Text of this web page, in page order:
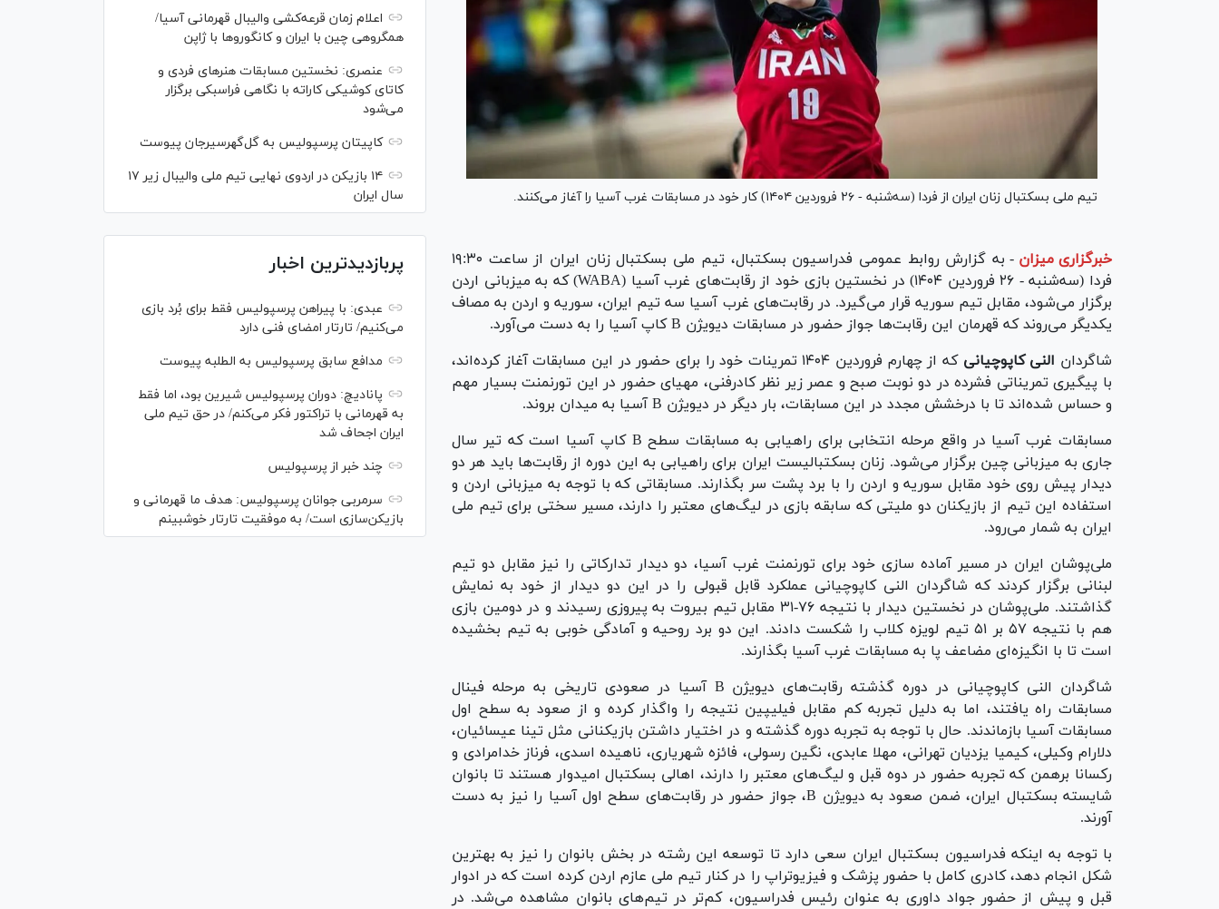
تیم ملی بسکتبال زنان ایران از فردا (سه‌شنبه - ۲۶ فروردین ۱۴۰۴) کار خود در مسابقات غرب آسیا را آغاز می‌کنند.
خبرگزاری میزان -
به گزارش روابط عمومی فدراسیون بسکتبال، تیم ملی بسکتبال زنان ایران از ساعت ۱۹:۳۰
فردا (سه‌شنبه - ۲۶ فروردین ۱۴۰۴) در نخستین بازی خود از رقابت‌های غرب آسیا (WABA) که به میزبانی اردن
برگزار می‌شود، مقابل تیم سوریه قرار می‌گیرد. در رقابت‌های غرب آسیا سه تیم ایران، سوریه و اردن به مصاف
یکدیگر می‌روند که قهرمان این رقابت‌ها جواز حضور در مسابقات دیویژن B کاپ آسیا را به دست می‌آورد.
شاگردان النی کاپوچیانی
که از چهارم فروردین ۱۴۰۴ تمرینات خود را برای حضور در این مسابقات آغاز کرده‌اند،
با پیگیری تمریناتی فشرده در دو نوبت صبح و عصر زیر نظر کادرفنی، مهیای حضور در این تورنمنت بسیار مهم
و حساس شده‌اند تا با درخشش مجدد در این مسابقات، بار دیگر در دیویژن B آسیا به میدان بروند.
مسابقات غرب آسیا در واقع مرحله انتخابی برای راهیابی به مسابقات سطح B کاپ آسیا است که تیر سال
جاری به میزبانی چین برگزار می‌شود. زنان بسکتبالیست ایران برای راهیابی به این دوره از رقابت‌ها باید هر دو
دیدار پیش روی خود مقابل سوریه و اردن را با برد پشت سر بگذارند. مسابقاتی که با توجه به میزبانی اردن و
استفاده این تیم از بازیکنان دو ملیتی که سابقه بازی در لیگ‌های معتبر را دارند، مسیر سختی برای تیم ملی
ایران به شمار می‌رود.
ملی‌پوشان ایران در مسیر آماده سازی خود برای تورنمنت غرب آسیا، دو دیدار تدارکاتی را نیز مقابل دو تیم
لبنانی برگزار کردند که شاگردان النی کاپوچیانی عملکرد قابل قبولی را در این دو دیدار از خود به نمایش
گذاشتند. ملی‌پوشان در نخستین دیدار با نتیجه ۷۶-۳۱ مقابل تیم بیروت به پیروزی رسیدند و در دومین بازی
هم با نتیجه ۵۷ بر ۵۱ تیم لویزه کلاب را شکست دادند. این دو برد روحیه و آمادگی خوبی به تیم بخشیده
است تا با انگیزه‌ای مضاعف پا به مسابقات غرب آسیا بگذارند.
شاگردان النی کاپوچیانی در دوره گذشته رقابت‌های دیویژن B آسیا در صعودی تاریخی به مرحله فینال
مسابقات راه یافتند، اما به دلیل تجربه کم مقابل فیلیپین نتیجه را واگذار کرده و از صعود به سطح اول
مسابقات آسیا بازماندند. حال با توجه به تجربه دوره گذشته و در اختیار داشتن بازیکنانی مثل تینا عیسائیان،
دلارام وکیلی، کیمیا یزدیان تهرانی، مهلا عابدی، نگین رسولی، فائزه شهریاری، ناهیده اسدی، فرناز خدامرادی و
رکسانا برهمن که تجربه حضور در دوه قبل و لیگ‌های معتبر را دارند، اهالی بسکتبال امیدوار هستند تا بانوان
شایسته بسکتبال ایران، ضمن صعود به دیویژن B، جواز حضور در رقابت‌های سطح اول آسیا را نیز به دست
آورند.
با توجه به اینکه فدراسیون بسکتبال ایران سعی دارد تا توسعه این رشته در بخش بانوان را نیز به بهترین
شکل انجام دهد، کادری کامل با حضور پزشک و فیزیوتراپ را در کنار تیم ملی عازم اردن کرده است که در ادوار
قبل و پیش از حضور جواد داوری به عنوان رئیس فدراسیون، کم‌تر در تیم‌های بانوان مشاهده می‌شد. در
اعلام زمان قرعه‌کشی والیبال قهرمانی آسیا/
همگروهی چین با ایران و کانگورو‌ها با ژاپن
عنصری: نخستین مسابقات هنر‌های فردی و
کاتای کوشیکی کاراته با نگاهی فراسبکی برگزار
می‌شود
کاپیتان پرسپولیس به گل‌گهرسیرجان پیوست
۱۴ بازیکن در اردوی نهایی تیم ملی والیبال زیر ۱۷
سال ایران
پربازدیدترین اخبار
عبدی: با پیراهن پرسپولیس فقط برای بُرد بازی
می‌کنیم/ تارتار امضای فنی دارد
مدافع سابق پرسپولیس به الطلبه پیوست
پانادیچ: دوران پرسپولیس شیرین بود، اما فقط
به قهرمانی با تراکتور فکر می‌کنم/ در حق تیم ملی
ایران اجحاف شد
چند خبر از پرسپولیس
سرمربی جوانان پرسپولیس: هدف ما قهرمانی و
بازیکن‌سازی است/ به موفقیت تارتار خوشبینم